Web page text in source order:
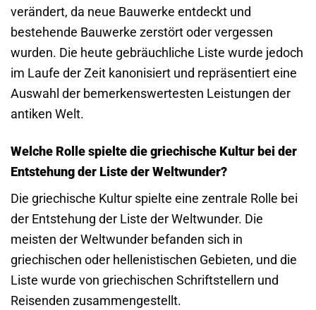
verändert, da neue Bauwerke entdeckt und
bestehende Bauwerke zerstört oder vergessen
wurden. Die heute gebräuchliche Liste wurde jedoch
im Laufe der Zeit kanonisiert und repräsentiert eine
Auswahl der bemerkenswertesten Leistungen der
antiken Welt.
Welche Rolle spielte die griechische Kultur bei der
Entstehung der Liste der Weltwunder?
Die griechische Kultur spielte eine zentrale Rolle bei
der Entstehung der Liste der Weltwunder. Die
meisten der Weltwunder befanden sich in
griechischen oder hellenistischen Gebieten, und die
Liste wurde von griechischen Schriftstellern und
Reisenden zusammengestellt.